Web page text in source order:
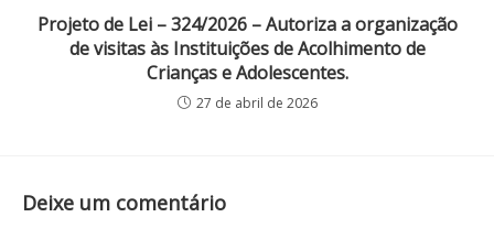
Projeto de Lei – 324/2026 – Autoriza a organização
de visitas às Instituições de Acolhimento de
Crianças e Adolescentes.
27 de abril de 2026
Deixe um comentário